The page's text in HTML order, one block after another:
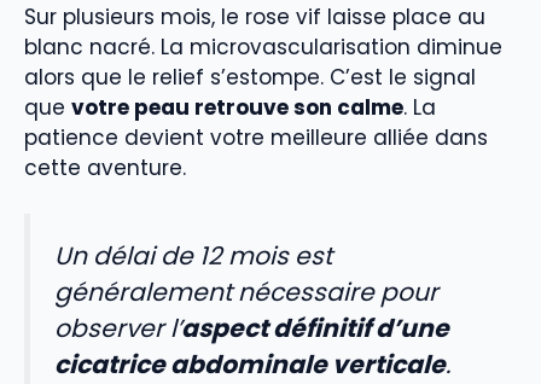
Sur plusieurs mois, le rose vif laisse place au
blanc nacré. La microvascularisation diminue
alors que le relief s’estompe. C’est le signal
que votre peau retrouve son calme. La
patience devient votre meilleure alliée dans
cette aventure.
Un délai de 12 mois est
généralement nécessaire pour
observer l’aspect définitif d’une
cicatrice abdominale verticale.